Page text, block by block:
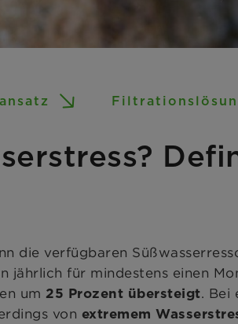
die verfügbaren
jährlich für mindestens einen
um 25 Prozent übersteigt. Bei
von extremem